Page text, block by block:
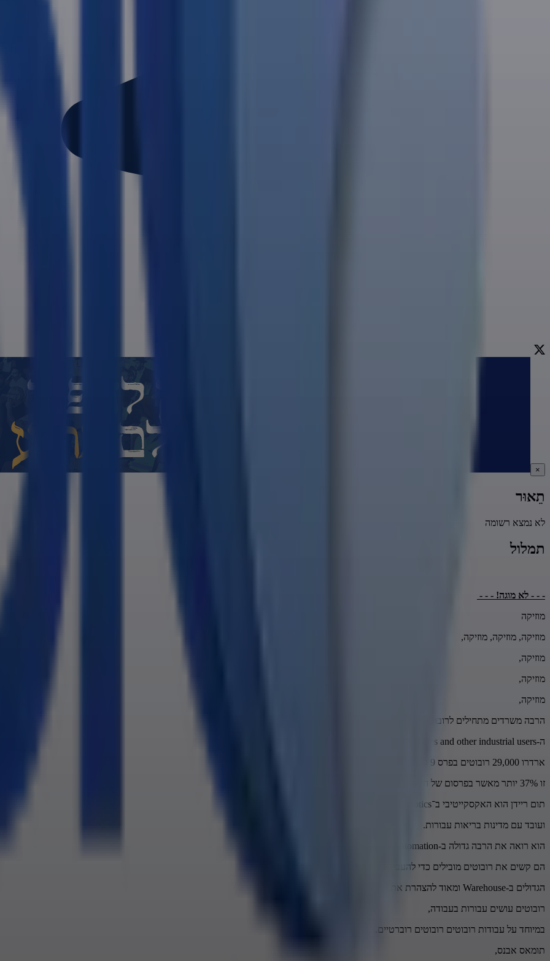
×
תֵאוּר
לא נמצא רשומה
תמלול
- - - לא מוגה! - - -
מוזיקה
מוזיקה, מוזיקה, מוזיקה,
מוזיקה,
מוזיקה,
מוזיקה,
הרבה משרדים מתחילים לרובוטים כדי להגיד.
ה-Assocation for Advanced Automation says factories and other industrial users
ארדרו 29,000 רובוטים בפרס 9 השנה שלנו.
זו 37% יותר מאשר בפרסום של האחרון האחרון.
תום ריידן הוא האקסקייטיבי ב־MAS Robotics
ועובד עם מדינות בריאות עבורות.
הוא רואה את הרבה גדולה ב-Warehouse Automation.
הם קשים את רובוטים מובילים כדי להעביר את
הגדולים ב-Warehouse ומאוד להצהרת את הפרוסס הזה של פרסום ופקדשי.
רובוטים עושים עבורות בעבודה,
במיוחד על עבודות רובוטים רובוטים רוברטיים.
תומאס אבנס,